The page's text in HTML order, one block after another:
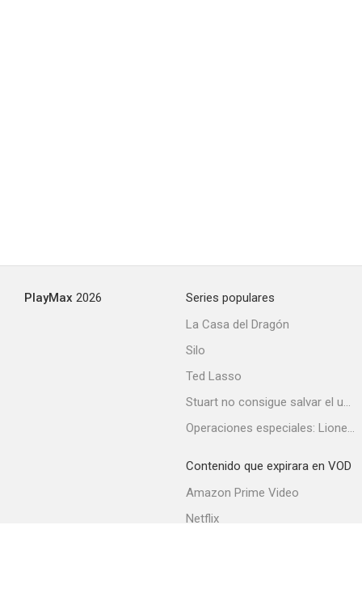
PlayMax 2026
Series populares
La Casa del Dragón
Silo
Ted Lasso
Stuart no consigue salvar el universo
Operaciones especiales: Lioness
Contenido que expirara en VOD
Amazon Prime Video
Netflix